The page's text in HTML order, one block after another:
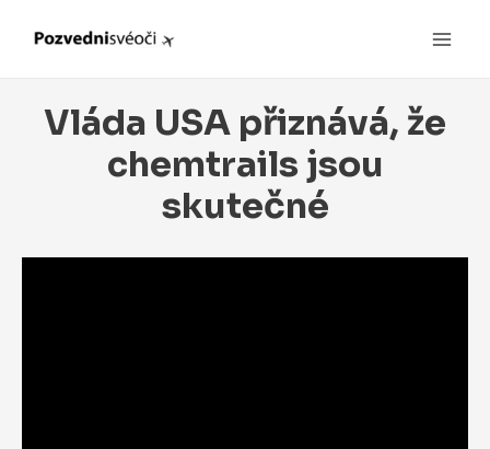
Vláda USA přiznává, že
chemtrails jsou
skutečné